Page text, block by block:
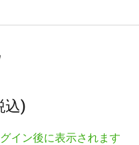
込)
イン後に表示されます